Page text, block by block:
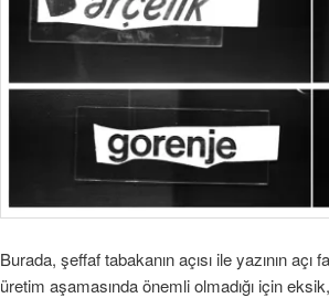
Burada, şeffaf tabakanın açısı ile yazının
üretim aşamasında önemli olmadığı için